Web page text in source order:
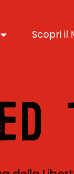
Scopri il